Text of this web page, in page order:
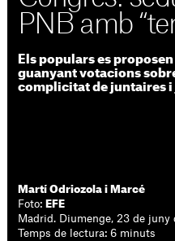
PNB amb
Els populars es
guanyant votacions
complicitat de juntaires i
Martí Odriozola i Marcé
Foto: EFE
Madrid. Diumenge, 23 de juny
Temps de lectura: 6 minuts